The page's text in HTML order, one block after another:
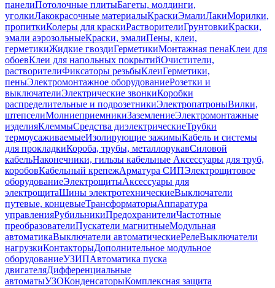
панелиПотолочные плитыБагеты, молдинги,
уголкиЛакокрасочные материалыКраскиЭмалиЛакиМорилки,
пропиткиКолеры для краскиРастворителиГрунтовкиКраски,
эмали аэрозольныеКраски, эмалиПены, клеи,
герметикиЖидкие гвоздиГерметикиМонтажная пенаКлеи для
обоевКлеи для напольных покрытийОчистители,
растворителиФиксаторы резьбыКлеиГерметики,
пеныЭлектромонтажное оборудованиеРозетки и
выключателиЭлектрические звонкиКоробки
распределительные и подрозетникиЭлектропатроныВилки,
штепселиМолниеприемникиЗаземлениеЭлектромонтажные
изделияКлеммыСредства диэлектрическиеТрубки
термоусаживаемыеИзолирующие зажимыКабель и системы
для прокладкиКороба, трубы, металлорукавСиловой
кабельНаконечники, гильзы кабельные Аксессуары для труб,
коробовКабельный крепежАрматура СИПЭлектрощитовое
оборудованиеЭлектрощитыАксессуары для
электрощитаШины электротехническиеВыключатели
путевые, концевыеТрансформаторыАппаратура
управленияРубильникиПредохранителиЧастотные
преобразователиПускатели магнитныеМодульная
автоматикаВыключатели автоматическиеРелеВыключатели
нагрузкиКонтакторыДополнительное модульное
оборудованиеУЗИПАвтоматика пуска
двигателяДифференциальные
автоматыУЗОКонденсаторыКомплексная защита